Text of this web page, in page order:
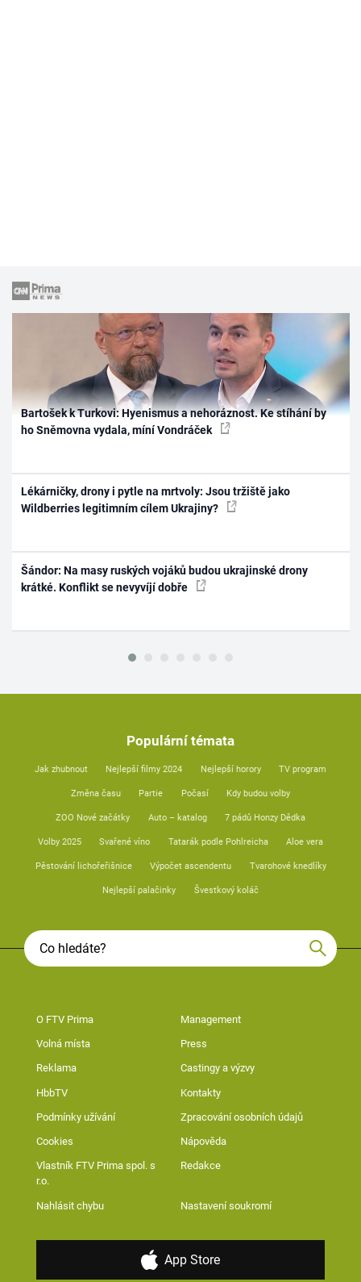
Bartošek k Turkovi: Hyenismus a nehoráznost. Ke stíhání by
ho Sněmovna vydala, míní Vondráček
Lékárničky, drony i pytle na mrtvoly: Jsou tržiště jako
Wildberries legitimním cílem Ukrajiny?
Šándor: Na masy ruských vojáků budou ukrajinské drony
krátké. Konflikt se nevyvíjí dobře
Populární témata
Jak zhubnout Nejlepší filmy 2024 Nejlepší horory TV program
Změna času Partie Počasí Kdy budou volby
ZOO Nové začátky Auto – katalog 7 pádů Honzy Dědka
Volby 2025 Svařené víno Tatarák podle Pohlreicha Aloe vera
Pěstování lichořeřišnice Výpočet ascendentu Tvarohové knedlíky
Nejlepší palačinky Švestkový koláč
O FTV Prima Management
Volná místa Press
Reklama Castingy a výzvy
HbbTV Kontakty
Podmínky užívání Zpracování osobních údajů
Cookies Nápověda
Vlastník FTV Prima spol. s
r.o.
Redakce
Nahlásit chybu Nastavení soukromí
App Store